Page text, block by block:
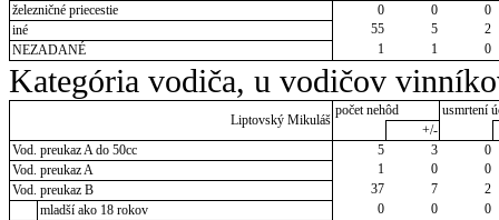
železničné priecestie
0 0
0
iné
55 5
2
NEZADANÉ
1 1 0
Kategória vodiča, u vodičov
Liptovský Mikuláš
počet nehôd
usmrtení
+/-
Vod. preukaz A do 50cc
5 3
0
Vod. preukaz A
1 0
0
Vod. preukaz B
37 7
2
mladší ako 18 rokov
0 0
0